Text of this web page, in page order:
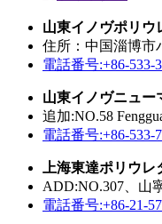
山東イノヴポリウ
住所：中国淄博市
電話番号:+86-533-
山東イノヴニュー
追加:NO.58
電話番号:+86-533-
上海東達ポリウレ
ADD:NO.307、山
電話番号:+86-21-